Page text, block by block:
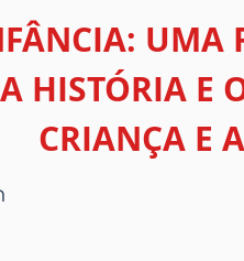
UMA
HISTÓRIA E
CRIANÇA E